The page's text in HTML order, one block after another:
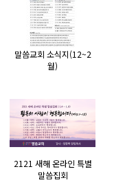
말씀교회 소식지(12~2
월)
2121 새해 온라인 특별
말씀집회